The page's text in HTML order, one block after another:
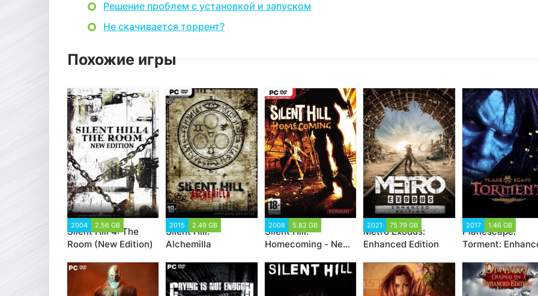
Решение проблем с установкой и запуском
Не скачивается торрент?
Похожие игры
2004 2,56 GB
Silent Hill 4: The
Room (New Edition)
2015 2.49 GB
Silent Hill:
Alchemilla
2008 5.82 GB
Silent Hill:
Homecoming - New
2021 75.79 GB
Metro Exodus:
Enhanced Edition
2017 1.46 GB
Planescape:
Torment: